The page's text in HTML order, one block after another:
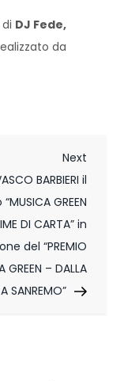
DJ Fede,
da
Next
Post
Next
BARBIERI il
GREEN
DI CARTA” in
del “PREMIO
GREEN – DALLA
SANREMO”